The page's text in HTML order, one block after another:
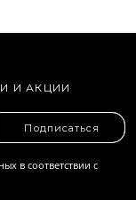
И АКЦИИ
Подписаться
в соответствии с